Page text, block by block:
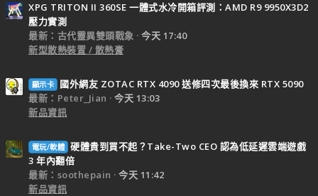
XPG TRITON II 360SE 一體式水冷開箱評測：AMD R9 9950X3D2
壓力實測
最新：古代靈異雙頭戰象
今天 17:40
新型散熱裝置 / 散熱膏
顯示卡
國外網友 ZOTAC RTX 4090 送修四次最後換來 RTX 5090
最新：Peter_Jian
今天 13:03
新品資訊
電玩/軟體 硬體貴到買不起？Take-Two CEO 認為低延遲雲端遊戲
3 年內翻倍
最新：soothepain
今天 11:42
新品資訊